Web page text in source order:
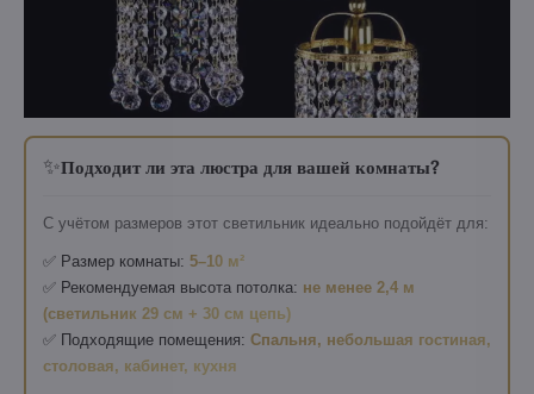
✨Подходит ли эта люстра для вашей комнаты?
С учётом размеров этот светильник идеально подойдёт для:
✅ Размер комнаты: 5–10 м²
✅ Рекомендуемая высота потолка: не менее 2,4 м
(светильник 29 см + 30 см цепь)
✅ Подходящие помещения: Спальня, небольшая гостиная,
столовая, кабинет, кухня